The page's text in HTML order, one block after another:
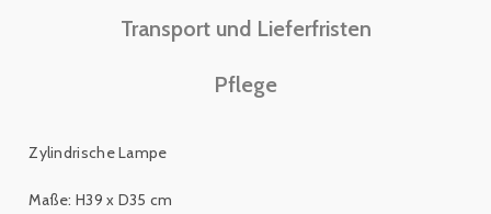
Transport und Lieferfristen
Pflege
Zylindrische Lampe
Maße: H39 x D35 cm